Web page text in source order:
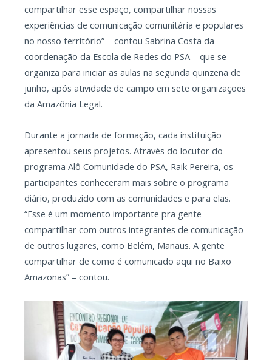
compartilhar esse espaço, compartilhar nossas
experiências de comunicação comunitária e populares
no nosso território” – contou Sabrina Costa da
coordenação da Escola de Redes do PSA – que se
organiza para iniciar as aulas na segunda quinzena de
junho, após atividade de campo em sete organizações
da Amazônia Legal.
Durante a jornada de formação, cada instituição
apresentou seus projetos. Através do locutor do
programa Alô Comunidade do PSA, Raik Pereira, os
participantes conheceram mais sobre o programa
diário, produzido com as comunidades e para elas.
“Esse é um momento importante pra gente
compartilhar com outros integrantes de comunicação
de outros lugares, como Belém, Manaus. A gente
compartilhar de como é comunicado aqui no Baixo
Amazonas” – contou.